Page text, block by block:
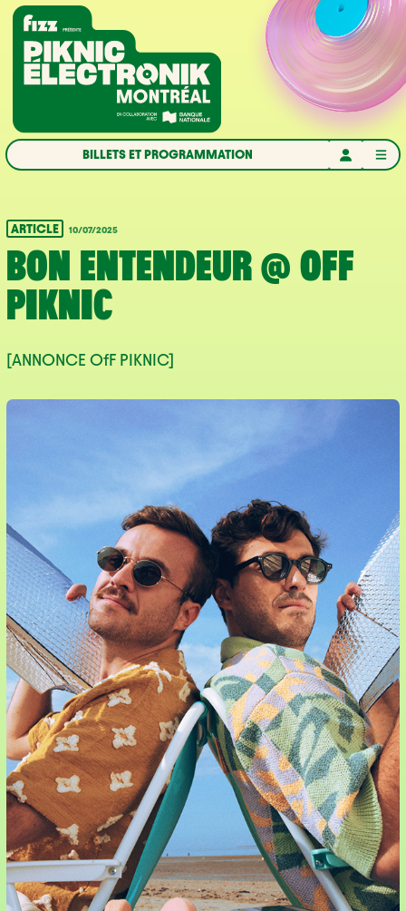
Aller à la navigation
Aller au contenu
Accueil
BILLETS ET PROGRAMMATION
ARTICLE 10/07/2025
BON ENTENDEUR @ OFF
PIKNIC
[ANNONCE OfF PIKNIC]